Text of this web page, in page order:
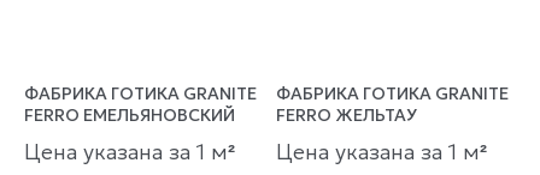
ФАБРИКА ГОТИКА GRANITE
FERRO ЕМЕЛЬЯНОВСКИЙ
Цена указана за 1 м²
ФАБРИКА ГОТИКА GRANITE
FERRO ЖЕЛЬТАУ
Цена указана за 1 м²